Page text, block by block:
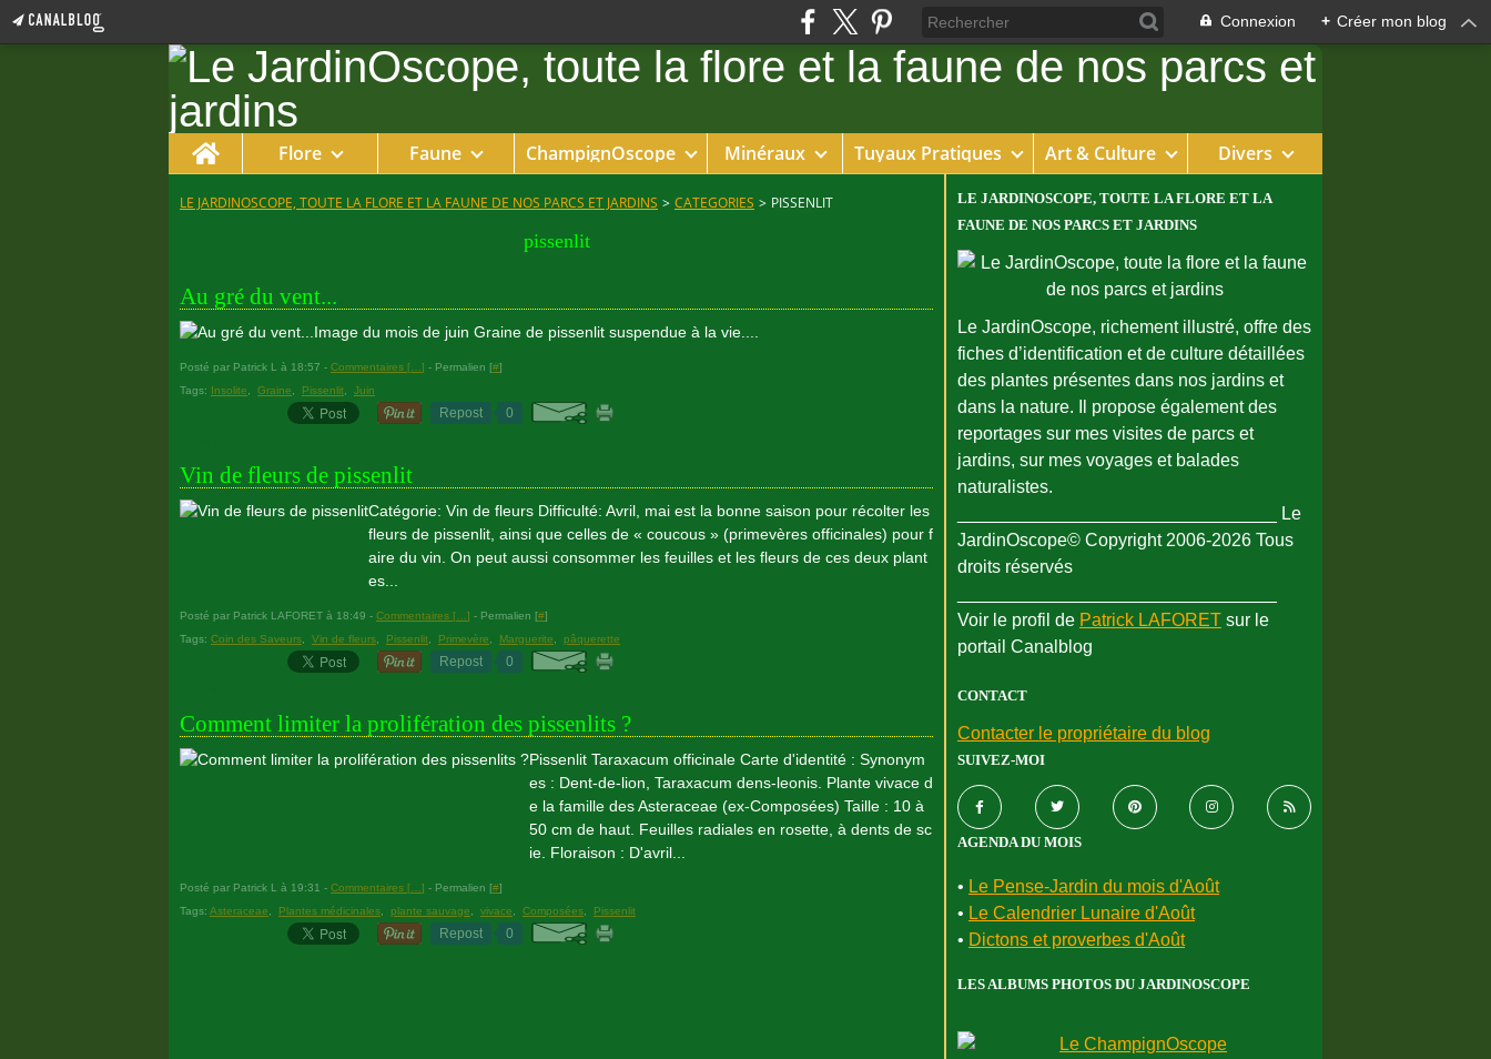
Connexion + Créer mon blog
Home Flore Faune ChampignOscope Minéraux Tuyaux Pratiques Art & Culture Divers
LE JARDINOSCOPE, TOUTE LA FLORE ET LA FAUNE DE NOS PARCS ET JARDINS > CATEGORIES > PISSENLIT
pissenlit
Au gré du vent...
Image du mois de juin Graine de pissenlit suspendue à la vie....
Posté par Patrick L à 18:57 - Commentaires [ ] - Permalien [#]
Tags: Insolite Graine Pissenlit Juin
Repost 0
Vin de fleurs de pissenlit
Catégorie: Vin de fleurs Difficulté: Avril, mai est la bonne saison pour récolter les
fleurs de pissenlit, ainsi que celles de « coucous » (primevères officinales) pour f
aire du vin. On peut aussi consommer les feuilles et les fleurs de ces deux plant
es...
Posté par Patrick LAFORET à 18:49 - Commentaires [ ] - Permalien [#]
Tags: Coin des Saveurs Vin de fleurs Pissenlit Primevère Marguerite pâquerette
Repost 0
Comment limiter la prolifération des pissenlits ?
Pissenlit Taraxacum officinale Carte d'identité : Synonym
es : Dent-de-lion, Taraxacum dens-leonis. Plante vivace d
e la famille des Asteraceae (ex-Composées) Taille : 10 à
50 cm de haut. Feuilles radiales en rosette, à dents de sc
ie. Floraison : D'avril...
Posté par Patrick L à 19:31 - Commentaires [ ] - Permalien [#]
Tags: Asteraceae Plantes médicinales plante sauvage vivace Composées Pissenlit
Repost 0
LE JARDINOSCOPE, TOUTE LA FLORE ET LA
FAUNE DE NOS PARCS ET JARDINS
Le JardinOscope, richement illustré, offre des
fiches d’identification et de culture détaillées
des plantes présentes dans nos jardins et
dans la nature. Il propose également des
reportages sur mes visites de parcs et
jardins, sur mes voyages et balades
naturalistes.
________________________________ Le
JardinOscope© Copyright 2006-2026 Tous
droits réservés
Voir le profil de Patrick LAFORET sur le
portail Canalblog
CONTACT
Contacter le propriétaire du blog
SUIVEZ-MOI
AGENDA DU MOIS
• Le Pense-Jardin du mois d'Août
• Le Calendrier Lunaire d'Août
• Dictons et proverbes d'Août
LES ALBUMS PHOTOS DU JARDINOSCOPE